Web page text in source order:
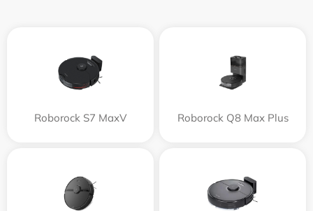
Roborock S7 MaxV Roborock Q8 Max Plus